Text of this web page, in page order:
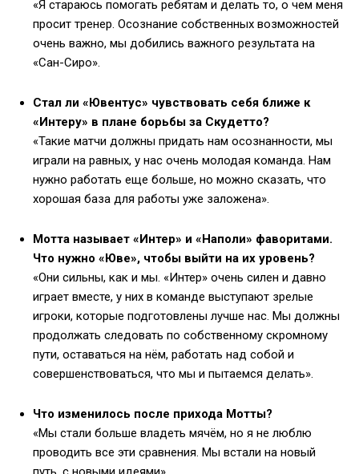
«Я стараюсь помогать ребятам и делать то, о чем меня
просит тренер. Осознание собственных возможностей
очень важно, мы добились важного результата на
«Сан-Сиро».
Стал ли «Ювентус» чувствовать себя ближе к
«Интеру» в плане борьбы за Скудетто?
«Такие матчи должны придать нам осознанности, мы
играли на равных, у нас очень молодая команда. Нам
нужно работать еще больше, но можно сказать, что
хорошая база для работы уже заложена».
Мотта называет «Интер» и «Наполи» фаворитами.
Что нужно «Юве», чтобы выйти на их уровень?
«Они сильны, как и мы. «Интер» очень силен и давно
играет вместе, у них в команде выступают зрелые
игроки, которые подготовлены лучше нас. Мы должны
продолжать следовать по собственному скромному
пути, оставаться на нём, работать над собой и
совершенствоваться, что мы и пытаемся делать».
Что изменилось после прихода Мотты?
«Мы стали больше владеть мячём, но я не люблю
проводить все эти сравнения. Мы встали на новый